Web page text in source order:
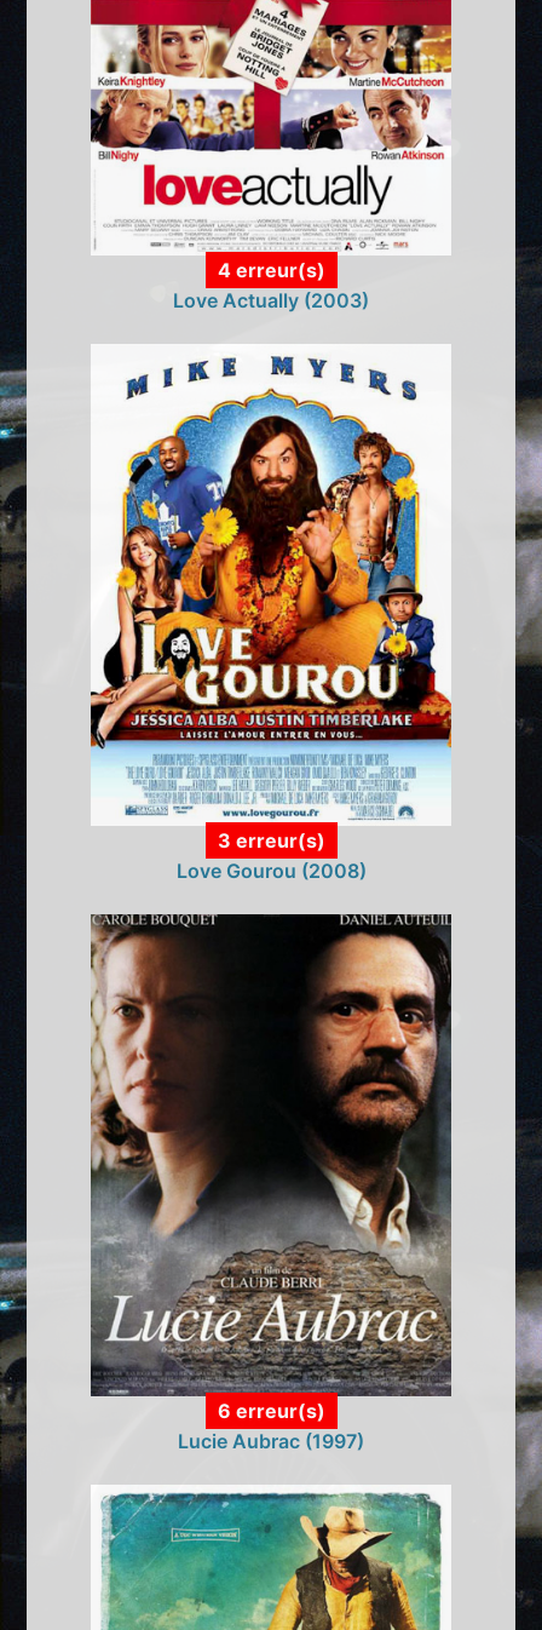
4 erreur(s)
Love Actually (2003)
3 erreur(s)
Love Gourou (2008)
6 erreur(s)
Lucie Aubrac (1997)